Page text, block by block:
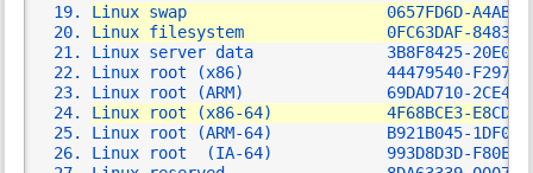
Linux swap                     0657FD6D-A4AB-
Linux filesystem               0FC63DAF-8483-
Linux server data              3B8F8425-20E0-
Linux root (x86)               44479540-F297-
Linux root (ARM)               69DAD710-2CE4-
Linux root (x86-64)            4F68BCE3-E8CD-
Linux root (ARM-64)            B921B045-1DF0-
Linux root  (IA-64)            993D8D3D-F80E-